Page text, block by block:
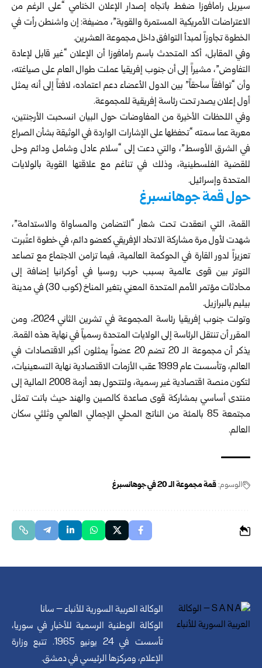
سيريل رامافوزا ضغط باتجاه إصدار الإعلان الختامي “على الرغم من
الاعتراضات الأمريكية المستمرة والقوية”، مضيفة: إن واشنطن رأت في
الخطوة تجاوزاً لمبدأ التوافق داخل مجموعة العشرين.
وفي المقابل، أكد المتحدث باسم رامافوزا أن الإعلان “غير قابل لإعادة
التفاوض”، مشيراً إلى أن جنوب إفريقيا عملت طوال العام على صياغته،
وأن “توافقاً ساحقاً” بين الدول الأعضاء دعم اعتماده، لافتاً إلى أنه يمثل
أول إعلان يصدر تحت رئاسة إفريقية للمجموعة.
وفي اللحظات الأخيرة من المفاوضات حول البيان انسحبت الأرجنتين،
معربة عما سمته “تحفظها على الإشارات الواردة في الوثيقة بشأن الصراع
في الشرق الأوسط”، والتي دعت إلى “سلام عادل وشامل ودائم وحل
للقضية الفلسطينية، وذلك في تناغم مع علاقتها القوية بالولايات
المتحدة وإسرائيل.
حول قمة جوهانسبرغ
القمة، التي انعقدت تحت شعار “التضامن والمساواة والاستدامة”،
شهدت لأول مرة مشاركة الاتحاد الإفريقي كعضو دائم، في خطوة اعتُبرت
تعزيزاً لدور القارة في الحوكمة العالمية، فيما تزامن الاجتماع مع تصاعد
التوتر بين قوى عالمية بسبب حرب روسيا في أوكرانيا إضافة إلى
محادثات مؤتمر الأمم المتحدة المعنِي بتغير المناخ (كوب 30) في مدينة
بيليم بالبرازيل.
وتولت جنوب إفريقيا رئاسة المجموعة في تشرين الثاني 2024، ومن
المقرر أن تنتقل الرئاسة إلى الولايات المتحدة رسمياً في نهاية هذه القمة.
يذكر أن مجموعة الـ 20 تضم 20 عضواً يمثلون أكبر الاقتصادات في
العالم، وتأسست عام 1999 عقب الأزمات الاقتصادية نهاية التسعينيات،
لتكون منصة اقتصادية غير رسمية، ولتتحول بعد أزمة 2008 المالية إلى
منتدى أساسي بمشاركة قوى صاعدة كالصين والهند حيث باتت تمثل
مجتمعة 85 بالمئة من الناتج المحلي الإجمالي العالمي وثلثي سكان
العالم.
الوسوم:قمة مجموعة الـ 20 في جوهانسبرغ
الوكالة العربية السورية للأنباء – سانا
الوكالة الوطنية الرسمية للأخبار في سوريا،
تأسست في 24 يونيو 1965. تتبع وزارة
الإعلام، ومركزها الرئيسي في دمشق.